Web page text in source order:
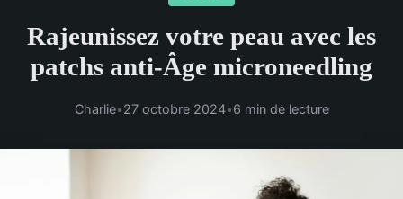
Rajeunissez votre peau avec les
patchs anti-Âge microneedling
Charlie•27 octobre 2024•6 min de lecture